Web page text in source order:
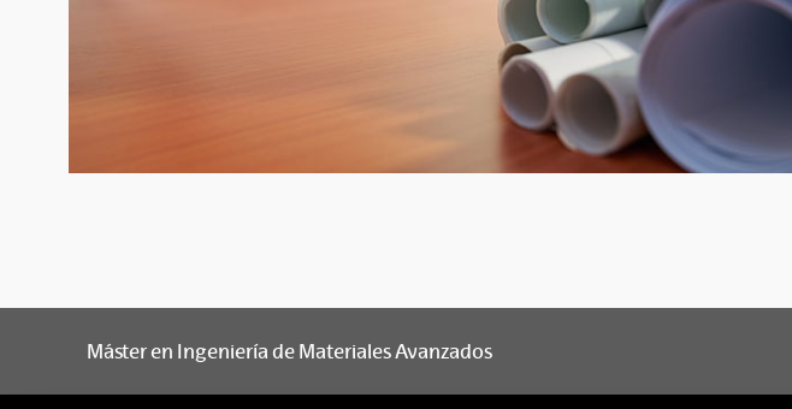
Máster en Ingeniería de Materiales Avanzados